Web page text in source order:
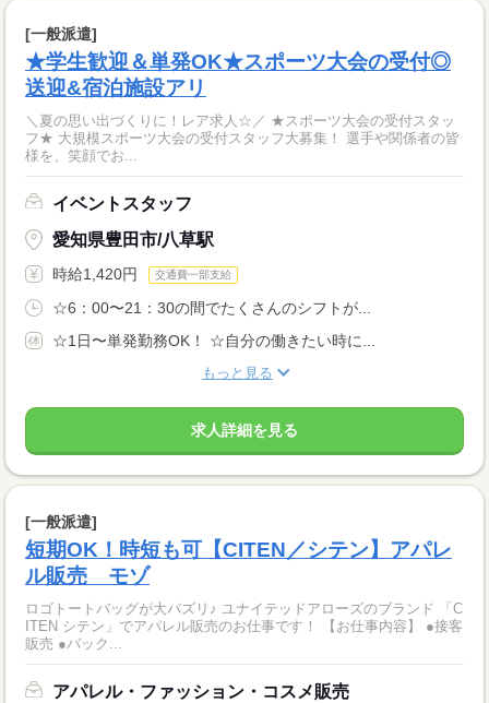
[一般派遣]
★学生歓迎＆単発OK★スポーツ大会の受付◎
送迎&宿泊施設アリ
＼夏の思い出づくりに！レア求人☆／ ★スポーツ大会の受付スタッ
フ★ 大規模スポーツ大会の受付スタッフ大募集！ 選手や関係者の皆
様を、笑顔でお...
イベントスタッフ
愛知県豊田市/八草駅
時給1,420円 交通費一部支給
☆6：00〜21：30の間でたくさんのシフトが...
☆1日〜単発勤務OK！ ☆自分の働きたい時に...
もっと見る
求人詳細を見る
[一般派遣]
短期OK！時短も可【CITEN／シテン】アパレ
ル販売 モゾ
ロゴトートバッグが大バズリ♪ ユナイテッドアローズのブランド 「C
ITEN シテン」でアパレル販売のお仕事です！ 【お仕事内容】 ●接客
販売 ●バック...
アパレル・ファッション・コスメ販売